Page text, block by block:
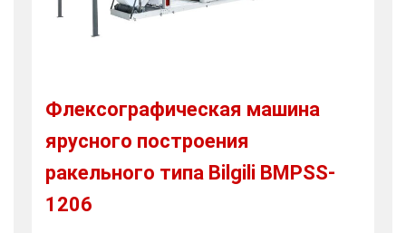
Флексографическая машина
ярусного построения
ракельного типа Bilgili BMPSS-
1206